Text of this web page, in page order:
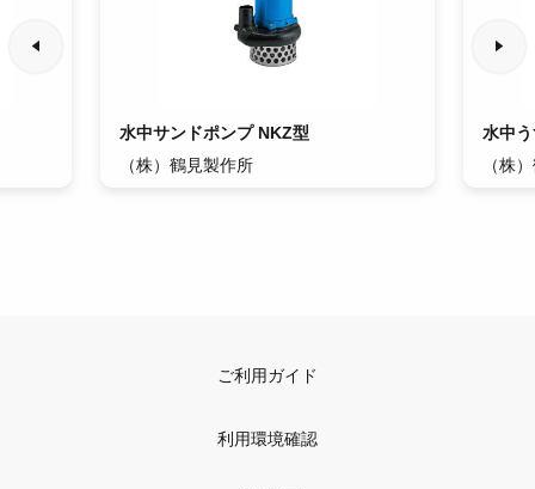
水中サンドポンプ NKZ型
（株）鶴見製作所
水中
（株
ご利用ガイド
利用環境確認